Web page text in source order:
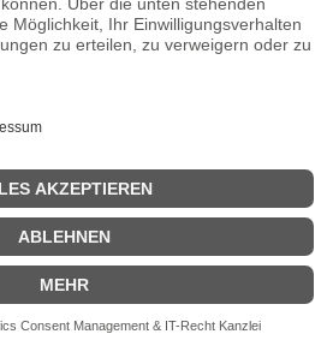
19,99€
140W, 3x USB-C, 1x USB-A
Hersteller-Nr.:DA-10305
EAN:4016032505853
Digitus - Netzteil - GaN - 140 Watt - 2.5 A - 4
Ausgabeanschlussstellen (3 x USB-C, USB)
- weiß